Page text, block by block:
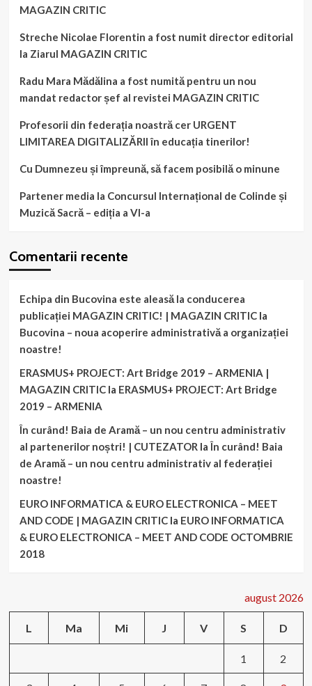
MAGAZIN CRITIC
Streche Nicolae Florentin a fost numit director editorial
la Ziarul MAGAZIN CRITIC
Radu Mara Mădălina a fost numită pentru un nou
mandat redactor șef al revistei MAGAZIN CRITIC
Profesorii din federația noastră cer URGENT
LIMITAREA DIGITALIZĂRII în educația tinerilor!
Cu Dumnezeu și împreună, să facem posibilă o minune
Partener media la Concursul Internațional de Colinde și
Muzică Sacră – ediția a VI-a
Comentarii recente
Echipa din Bucovina este aleasă la conducerea
publicației MAGAZIN CRITIC! | MAGAZIN CRITICla
Bucovina – noua acoperire administrativă a organizației
noastre!
ERASMUS+ PROJECT: Art Bridge 2019 – ARMENIA |
MAGAZIN CRITICla ERASMUS+ PROJECT: Art Bridge
2019 – ARMENIA
În curând! Baia de Aramă – un nou centru administrativ
al partenerilor noștri! | CUTEZATOR laÎn curând! Baia
de Aramă – un nou centru administrativ al federației
noastre!
EURO INFORMATICA & EURO ELECTRONICA – MEET
AND CODE | MAGAZIN CRITICla EURO INFORMATICA
& EURO ELECTRONICA – MEET AND CODE OCTOMBRIE
2018
august 2026
L Ma Mi J V S D
1 2